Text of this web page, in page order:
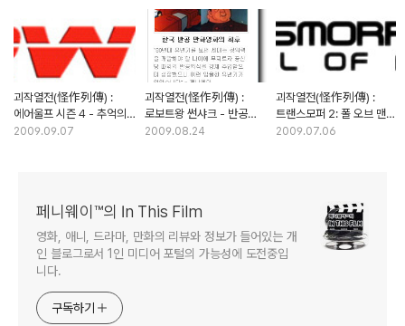
괴작열전(怪作列傳) :
에어울프 시즌 4 - 추억의
외화는 그렇게 사라져 갔다
2009.09.07
괴작열전(怪作列傳) :
로보트왕 썬샤크 - 반공
애니메이션 시대의 종식을
2009.08.24
괴작열전(怪作列傳) :
트랜스모퍼 2: 폴 오브 맨
(스카이모퍼) - 이젠
2009.07.06
페니웨이™의 In This Film
영화, 애니, 드라마, 만화의 리뷰와 정보가 들어있는 개
인 블로그로서 1인 미디어 포털의 가능성에 도전중입
니다.
구독하기